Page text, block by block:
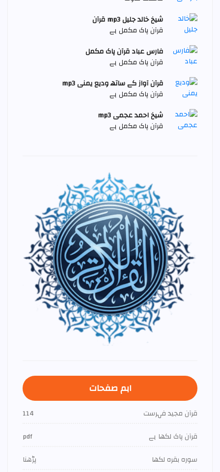
شیخ خالد جليل mp3 قرآن
قرآن پاک مکمل ہے
فارس عباد قرآن پاک مکمل
قرآن پاک مکمل ہے
قرآن آواز کے ساتھ وديع يمنی mp3
قرآن پاک مکمل ہے
شیخ احمد عجمی mp3
قرآن پاک مکمل ہے
اہم صفحات
قرآن مجید فہرست
114
قرآن پاک لکھا ہے
pdf
سورہ بقرہ لکھا
پڑھنا